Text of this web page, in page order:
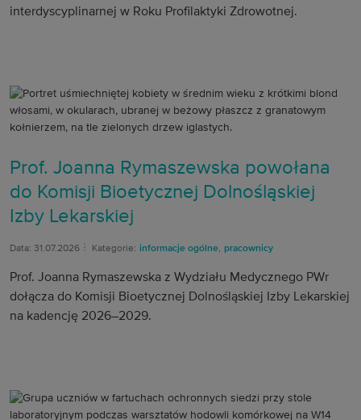
interdyscyplinarnej w Roku Profilaktyki Zdrowotnej.
Prof. Joanna Rymaszewska powołana
do Komisji Bioetycznej Dolnośląskiej
Izby Lekarskiej
Data: 31.07.2026 Kategorie: informacje ogólne, pracownicy
Prof. Joanna Rymaszewska z Wydziału Medycznego PWr
dołącza do Komisji Bioetycznej Dolnośląskiej Izby Lekarskiej
na kadencję 2026–2029.